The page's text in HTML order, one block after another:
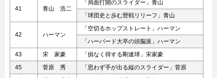
41 青山 浩二
「局面打開のスライダー」青山
「球団史と歩む歴戦リリーフ」青山
42 ハーマン
「空切るホップストレート」ハーマン
「ハーバード大卒の頭脳派」ハーマン
43
宋 家豪
「損なく得する剛速球」宋家豪
45
菅原 秀
「思わず手が出る縦のスライダー」菅原